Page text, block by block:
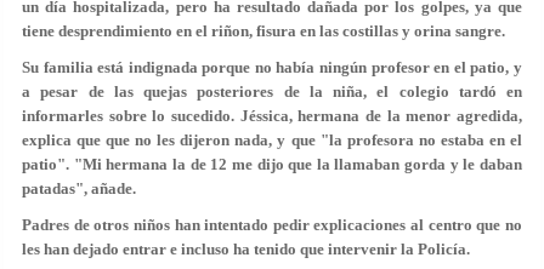
un día hospitalizada, pero ha resultado dañada por los golpes, ya que
tiene desprendimiento en el riñon, fisura en las costillas y orina sangre.
Su familia está indignada porque no había ningún profesor en el patio, y
a pesar de las quejas posteriores de la niña, el colegio tardó en
informarles sobre lo sucedido. Jéssica, hermana de la menor agredida,
explica que que no les dijeron nada, y que "la profesora no estaba en el
patio". "Mi hermana la de 12 me dijo que la llamaban gorda y le daban
patadas", añade.
Padres de otros niños han intentado pedir explicaciones al centro que no
les han dejado entrar e incluso ha tenido que intervenir la Policía.